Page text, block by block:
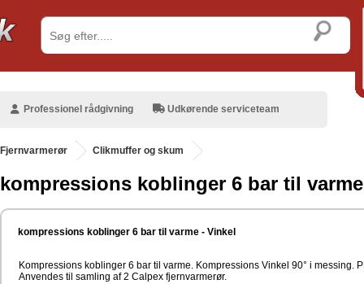
Professionel rådgivning Udkørende serviceteam
Fjernvarmerør Clikmuffer og skum
kompressions koblinger 6 bar til
kompressions koblinger 6 bar til varme - Vinkel
Kompressions koblinger 6 bar til varme. Kompressions Vinkel 90° i messing.
Anvendes til samling af 2 Calpex fjernvarmerør.